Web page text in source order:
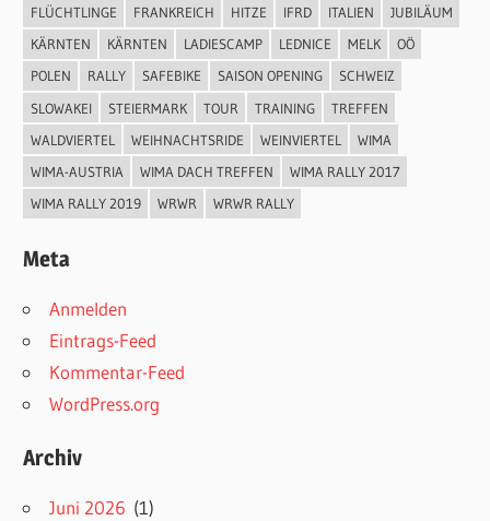
FLÜCHTLINGE FRANKREICH HITZE IFRD ITALIEN
JUBILÄUM
KÄRNTEN
KÄRNTEN LADIESCAMP LEDNICE MELK
OÖ
POLEN
RALLY SAFEBIKE SAISON OPENING
SCHWEIZ
SLOWAKEI
STEIERMARK TOUR TRAINING
TREFFEN
WALDVIERTEL
WEIHNACHTSRIDE WEINVIERTEL
WIMA
WIMA-AUSTRIA
WIMA DACH TREFFEN
WIMA RALLY 2017
WIMA RALLY 2019
WRWR WRWR RALLY
Meta
Anmelden
Eintrags-Feed
Kommentar-Feed
WordPress.org
Archiv
Juni 2026 (1)